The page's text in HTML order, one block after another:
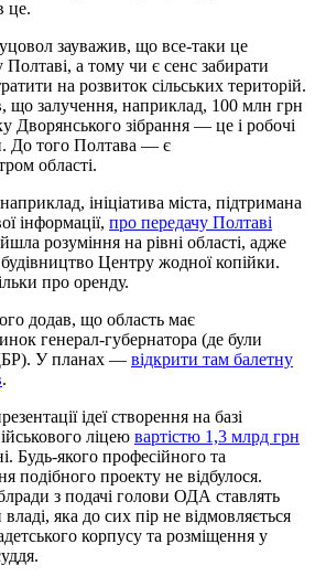
це.
зауважив, що все-таки це
а тому чи є сенс забирати
на розвиток сільських територій.
що залучення, наприклад, 100 млн грн
Дворянського зібрання — це і робочі
До того Полтава — є
області.
ініціатива міста, підтримана
інформації, про передачу Полтаві
розуміння на рівні області, адже
Центру жодної копійки.
про оренду.
додав, що область має
генерал-губернатора (де були
У планах — відкрити там балетну
.
ідеї створення на базі
ліцею вартістю 1,3 млрд грн
Будь-якого професійного та
подібного проекту не відбулося.
з подачі голови ОДА ставлять
яка до сих пір не відмовляється
корпусу та розміщення у